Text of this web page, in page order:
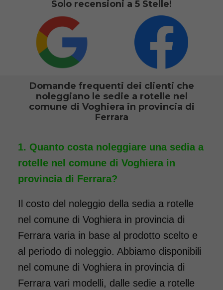
Noleggio sedia a rotelle seduta
46 cm con braccioli lunghi
estraibili e pedane elevabili
di 7 giorni a partire da 76 euro.
Consegniamo a domicilio in
tutta Italia, contattaci per
COSTO NOLEGGIO
da 76,01€
SCHEDA COMPLETA
Noleggio Carrozzina
pieghevole transito - Con
reggigambe - Seduta 40
Solo recensioni a 5 Stelle!
Domande frequenti dei clienti che
noleggiano le sedie a rotelle nel
comune di Voghiera in provincia di
Ferrara
Quanto costa noleggiare una sedia a
rotelle nel comune di Voghiera in
provincia di Ferrara?
Il costo del noleggio della sedia a rotelle
nel comune di Voghiera in provincia di
Ferrara varia in base al prodotto scelto e
al periodo di noleggio. Abbiamo disponibili
nel comune di Voghiera in provincia di
Ferrara vari modelli, dalle sedie a rotelle